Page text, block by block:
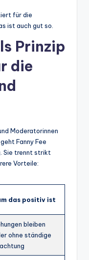
für die
ist auch gut so.
Prinzip
die
Moderatorinnen
Fanny Fee
Sie trennt strikt
Vorteile:
das positiv ist
bleiben
ohne ständige